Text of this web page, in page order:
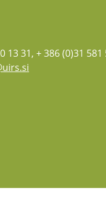
13 31, + 386 (0)31 581